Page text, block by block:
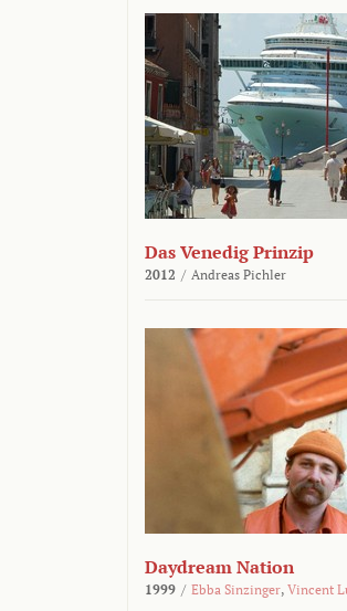
Das Venedig Prinzip
2012 / Andreas Pichler
Daydream Nation
1999 / Ebba Sinzinger, Vincent